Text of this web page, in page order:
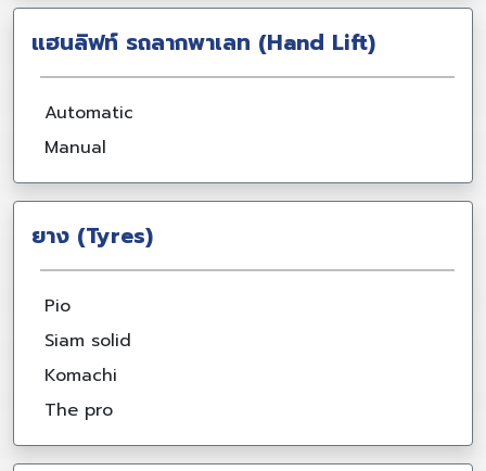
แฮนลิฟท์ รถลากพาเลท (Hand Lift)
Automatic
Manual
ยาง (Tyres)
Pio
Siam solid
Komachi
The pro